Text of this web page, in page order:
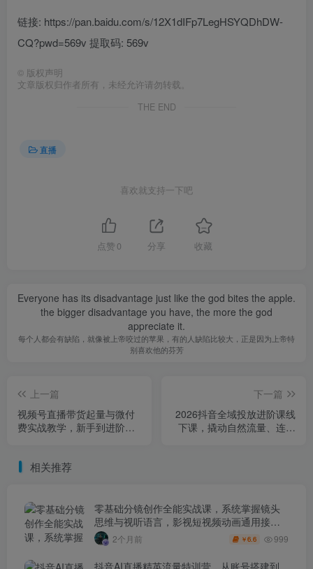
链接: https://pan.baidu.com/s/12X1dIFp7LegHSYQDhDW-
CQ?pwd=569v 提取码: 569v
© 版权声明
文章版权归作者所有，未经允许请勿转载。
THE END
直播
喜欢就支持一下吧
点赞 0 分享 收藏
Everyone has its disadvantage just like the god bites the apple.
the bigger disadvantage you have, the more the god
appreciate it.
每个人都会有缺陷，就像被上帝咬过的苹果，有的人缺陷比较大，正是因为上帝特
别喜欢他的芬芳
上一篇
视频号直播带货起量与微付
费实战教学，新手到进阶全
下一篇
2026抖音全域投‮进放‬阶课线
下课，撬‮自动‬然流量、连‮短
相关推荐
零基础分镜创作全能实战课，系统掌握镜头
思维与视听语言，影视短视频动画通用接单
技能2个月前 ￥6.6 999
抖音AI直播精英流量特训营，从账号搭建到